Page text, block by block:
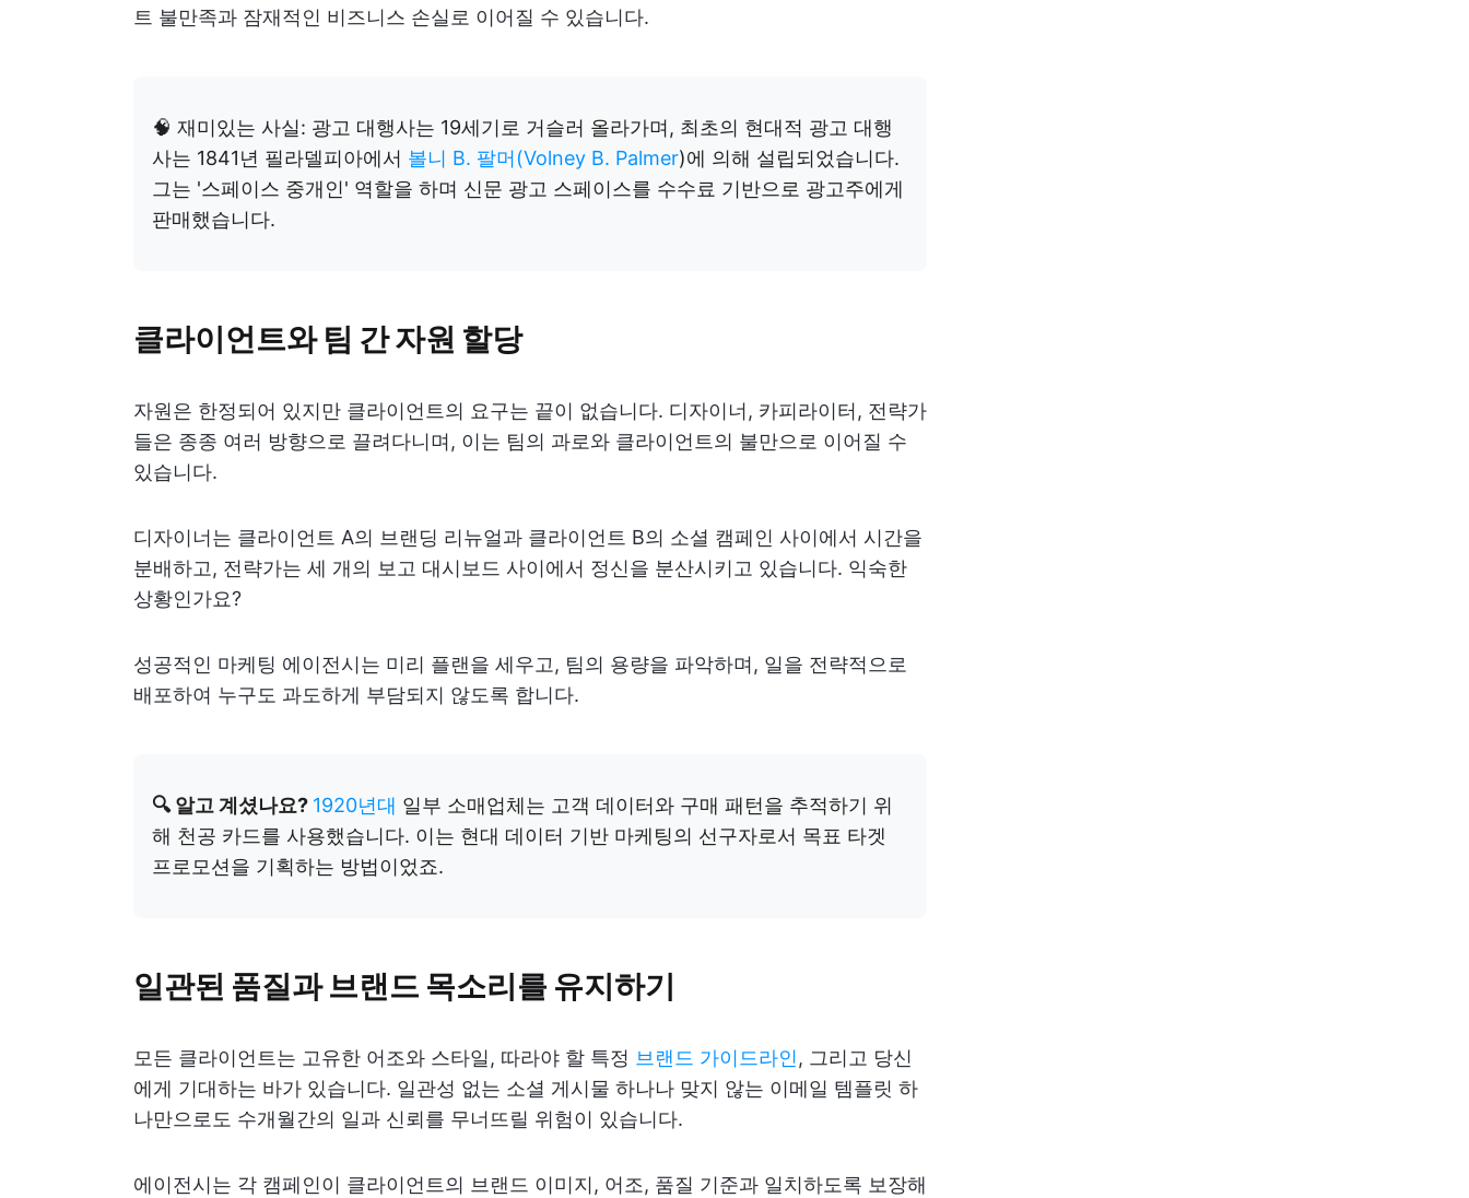
트 불만족과 잠재적인 비즈니스 손실로 이어질 수 있습니다.
🧠 재미있는 사실: 광고 대행사는 19세기로 거슬러 올라가며, 최초의 현대적 광고 대행
사는 1841년 필라델피아에서 볼니 B. 팔머(Volney B. Palmer)에 의해 설립되었습니다.
그는 '스페이스 중개인' 역할을 하며 신문 광고 스페이스를 수수료 기반으로 광고주에게
판매했습니다.
클라이언트와 팀 간 자원 할당
자원은 한정되어 있지만 클라이언트의 요구는 끝이 없습니다. 디자이너, 카피라이터, 전략가
들은 종종 여러 방향으로 끌려다니며, 이는 팀의 과로와 클라이언트의 불만으로 이어질 수
있습니다.
디자이너는 클라이언트 A의 브랜딩 리뉴얼과 클라이언트 B의 소셜 캠페인 사이에서 시간을
분배하고, 전략가는 세 개의 보고 대시보드 사이에서 정신을 분산시키고 있습니다. 익숙한
상황인가요?
성공적인 마케팅 에이전시는 미리 플랜을 세우고, 팀의 용량을 파악하며, 일을 전략적으로
배포하여 누구도 과도하게 부담되지 않도록 합니다.
🔍 알고 계셨나요? 1920년대 일부 소매업체는 고객 데이터와 구매 패턴을 추적하기 위
해 천공 카드를 사용했습니다. 이는 현대 데이터 기반 마케팅의 선구자로서 목표 타겟
프로모션을 기획하는 방법이었죠.
일관된 품질과 브랜드 목소리를 유지하기
모든 클라이언트는 고유한 어조와 스타일, 따라야 할 특정 브랜드 가이드라인 , 그리고 당신
에게 기대하는 바가 있습니다. 일관성 없는 소셜 게시물 하나나 맞지 않는 이메일 템플릿 하
나만으로도 수개월간의 일과 신뢰를 무너뜨릴 위험이 있습니다.
에이전시는 각 캠페인이 클라이언트의 브랜드 이미지, 어조, 품질 기준과 일치하도록 보장해